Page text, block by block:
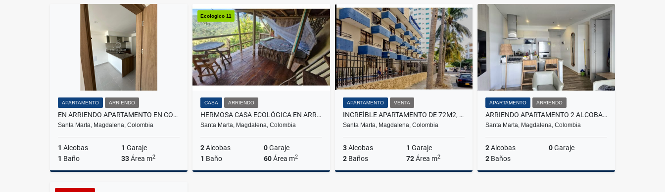
$480.000.000
Venta
$649.900.000
Venta
$890.000.000
APARTAMENTO ARRIENDO
EN ARRIENDO APARTAMENTO EN CONJUNTO CORALINA CARIBE
Santa Marta, Magdalena, Colombia
1 Alcobas 1 Garaje
1 Baño 33Área m2
Ecologico 11
CASA ARRIENDO
HERMOSA CASA ECOLÓGICA EN ARRIENDO – MINCA - G.019
Santa Marta, Magdalena, Colombia
2Alcobas 0Garaje
1 Baño 60Área m2
APARTAMENTO VENTA
INCREÍBLE APARTAMENTO DE 72M2, SEGUNDA LINEA DE MAR, LOS COCOS
Santa Marta, Magdalena, Colombia
3Alcobas 1 Garaje
2 Baños 72Área m2
APARTAMENTO ARRIENDO
ARRIENDO APARTAMENTO 2 ALCOBAS AMOBLADO - ALUNA BEACH
Santa Marta, Magdalena, Colombia
2Alcobas 0Garaje
2 Baños